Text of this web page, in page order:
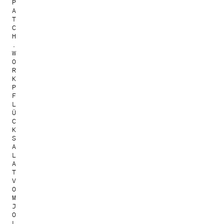
P
A
T
C
H
.
W
O
R
K
P
F
L
Ü
C
K
S
A
L
A
T
V
O
M
J
O